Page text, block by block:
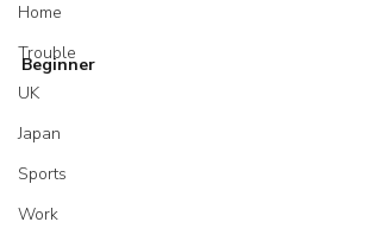
Home
Trouble
UK
Japan
Sports
Work
Beginner